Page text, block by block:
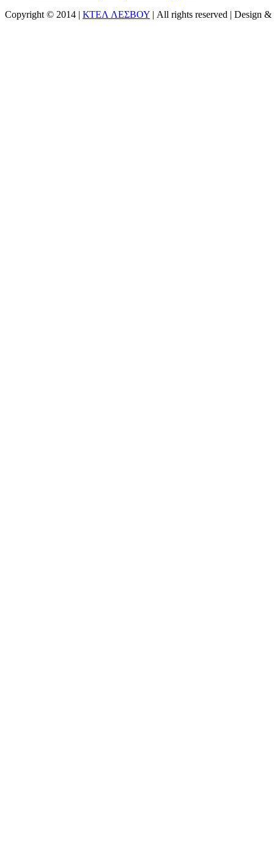
Copyright © 2014 | ΚΤΕΛ ΛΕΣΒΟΥ | All rights reserved | Design &